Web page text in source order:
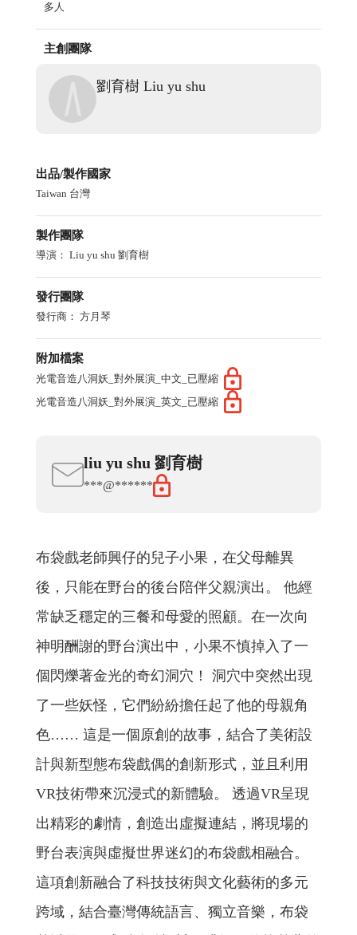
多人
主創團隊
劉育樹 Liu yu shu
出品/製作國家
Taiwan 台灣
製作團隊
導演： Liu yu shu 劉育樹
發行團隊
發行商： 方月琴
附加檔案
光電音造八洞妖_對外展演_中文_已壓縮
光電音造八洞妖_對外展演_英文_已壓縮
liu yu shu 劉育樹
***@******
布袋戲老師興仔的兒子小果，在父母離異
後，只能在野台的後台陪伴父親演出。 他經
常缺乏穩定的三餐和母愛的照顧。在一次向
神明酬謝的野台演出中，小果不慎掉入了一
個閃爍著金光的奇幻洞穴！ 洞穴中突然出現
了一些妖怪，它們紛紛擔任起了他的母親角
色…… 這是一個原創的故事，結合了美術設
計與新型態布袋戲偶的創新形式，並且利用
VR技術帶來沉浸式的新體驗。 透過VR呈現
出精彩的劇情，創造出虛擬連結，將現場的
野台表演與虛擬世界迷幻的布袋戲相融合。
這項創新融合了科技技術與文化藝術的多元
跨域，結合臺灣傳統語言、獨立音樂，布袋